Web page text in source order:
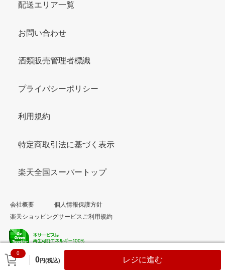
0
0円(税込) レジに進む
配送エリア一覧
お問い合わせ
酒類販売管理者標識
プライバシーポリシー
利用規約
特定商取引法に基づく表示
楽天全国スーパートップ
会社概要
個人情報保護方針
楽天ショッピングサービスご利用規約
© Rakuten Group, Inc.